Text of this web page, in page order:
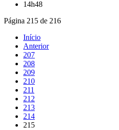
14h48
Página 215 de 216
Início
Anterior
207
208
209
210
211
212
213
214
215